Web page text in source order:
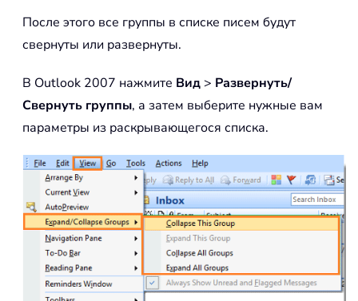
После этого все группы в списке писем будут
свернуты или развернуты.
В Outlook 2007 нажмите Вид > Развернуть/
Свернуть группы, а затем выберите нужные вам
параметры из раскрывающегося списка.